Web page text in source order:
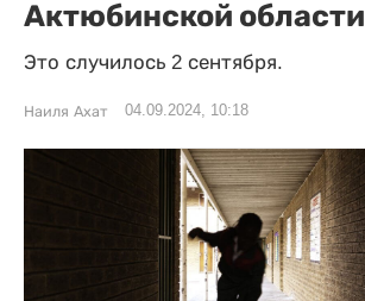
Актюбинской области
Это случилось 2 сентября.
Наиля Ахат 04.09.2024, 10:18